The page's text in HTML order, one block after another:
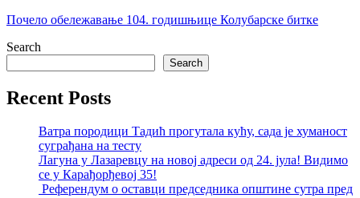
Почело обележавање 104. годишњице Колубарске битке
Search
Search
Recent Posts
Ватра породици Тадић прогутала кућу, сада је хуманост
суграђана на тесту
Лагуна у Лазаревцу на новој адреси од 24. јула! Видимо
се у Карађорђевој 35!
Референдум о оставци председника општине сутра пред